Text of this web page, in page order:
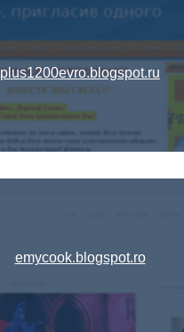
plus1200evro.blogspot.ru
emycook.blogspot.ro